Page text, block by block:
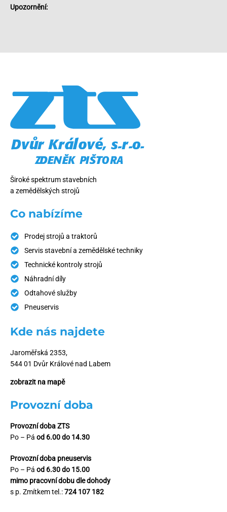
Upozornění:
Široké spektrum stavebních
a zemědělských strojů
Co nabízíme
Prodej strojů a traktorů
Servis stavební a zemědělské techniky
Technické kontroly strojů
Náhradní díly
Odtahové služby
Pneuservis
Kde nás najdete
Jaroměřská 2353,
544 01 Dvůr Králové nad Labem
zobrazit na mapě
Provozní doba
Provozní doba ZTS
Po – Pá od 6.00 do 14.30
Provozní doba pneuservis
Po – Pá od 6.30 do 15.00
mimo pracovní dobu dle dohody
s p. Zmítkem tel.:724 107 182